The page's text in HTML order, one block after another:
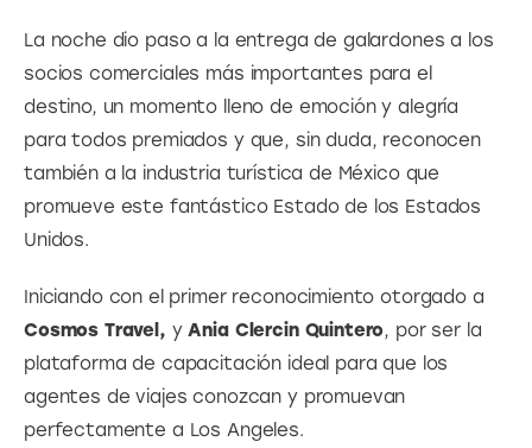
La noche dio paso a la entrega de galardones a los
socios comerciales más importantes para el
destino, un momento lleno de emoción y alegría
para todos premiados y que, sin duda, reconocen
también a la industria turística de México que
promueve este fantástico Estado de los Estados
Unidos.
Iniciando con el primer reconocimiento otorgado a
Cosmos Travel, y Ania Clercin Quintero, por ser la
plataforma de capacitación ideal para que los
agentes de viajes conozcan y promuevan
perfectamente a Los Angeles.